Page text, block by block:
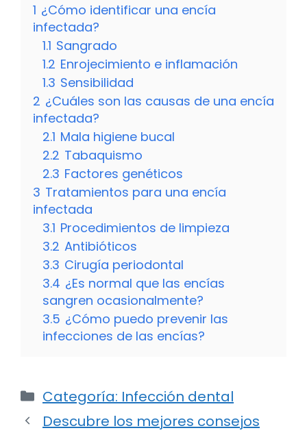
1 ¿Cómo identificar una encía
infectada?
1.1 Sangrado
1.2 Enrojecimiento e inflamación
1.3 Sensibilidad
2 ¿Cuáles son las causas de una encía
infectada?
2.1 Mala higiene bucal
2.2 Tabaquismo
2.3 Factores genéticos
3 Tratamientos para una encía
infectada
3.1 Procedimientos de limpieza
3.2 Antibióticos
3.3 Cirugía periodontal
3.4 ¿Es normal que las encías
sangren ocasionalmente?
3.5 ¿Cómo puedo prevenir las
infecciones de las encías?
Categorías
Categoría: Infección dental
Descubre los mejores consejos